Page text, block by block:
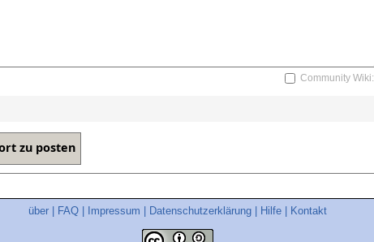
Community Wiki:
über FAQ Impressum Datenschutzerklärung Hilfe Kontakt